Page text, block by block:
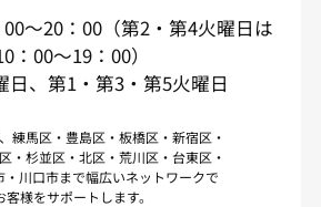
～20：00（第2・第4火曜日は
：00～19：00）
日、第1・第3・第5火曜日
練馬区・豊島区・板橋区・新宿区・
・杉並区・北区・荒川区・台東区・
・川口市まで幅広いネットワークで
客様をサポートします。